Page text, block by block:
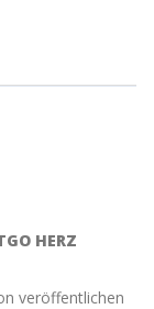
HERZ
veröffentlichen